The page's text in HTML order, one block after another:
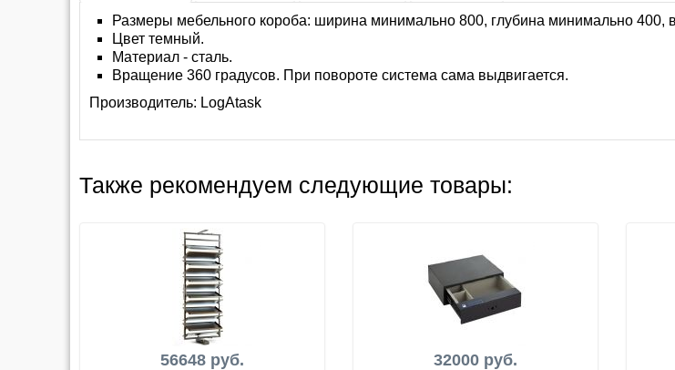
Размеры мебельного короба: ширина минимально 800, глубина минимально 400,
Цвет темный.
Материал - сталь.
Вращение 360 градусов. При повороте система сама выдвигается.
Производитель: LogAtask
Также рекомендуем следующие товары:
56648 руб.
32000 руб.